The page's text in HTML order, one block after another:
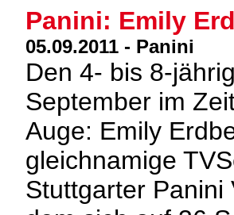
Panini: Emily
05.09.2011 - Panini
Den 4- bis 8-
September im
Auge: Emily
gleichnamige
Stuttgarter Panini